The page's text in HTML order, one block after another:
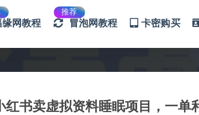
缘网教程
推荐
冒泡网教程 卡密购买
红书卖虚拟资料睡眠项目，一单